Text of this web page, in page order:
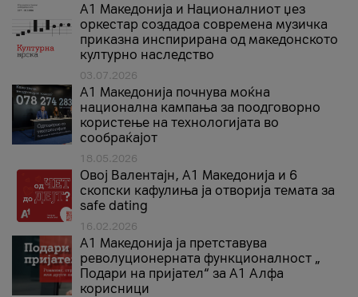
А1 Македонија и Националниот џез
оркестар создадоа современа музичка
приказна инспирирана од македонското
културно наследство
03.07.2026
A1 Македонија почнува моќна
национална кампања за поодговорно
користење на технологијата во
сообраќајот
18.05.2026
Овој Валентајн, A1 Македонија и 6
скопски кафулиња ја отворија темата за
safe dating
16.02.2026
А1 Македонија ја претставува
револуционерната функционалност „
Подари на пријател“ за А1 Алфа
корисници